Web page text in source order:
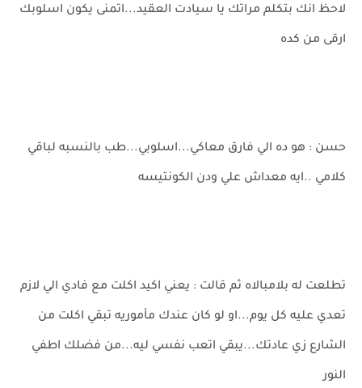
لاحظ انك بتكلم مراتك يا سيادت العقيد...اتمنى يكون اسلوبك
ارقى من كده
حسن : هو ده الي فارق معاكي...اسلوبي...طب بالنسبه لباقي
كلامي ..ايه معداش علي ودن الكونتيسه
تطلعت له بلامبالاه ثم قالت : يعني اكيد اكلت مع فادي الي لازم
تعدي عليه كل يوم...او لو كان عندك مأموريه تبقي اكلت من
الشارع زي عادتك...يبقي اتعب نفسي ليه...من فضلك اطفي
النور